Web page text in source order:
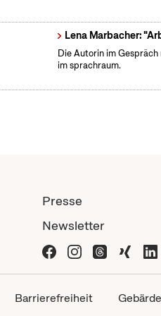
Lena Marbacher:
Die Autorin im
im sprachraum.
Presse
Newsletter
Barrierefreiheit